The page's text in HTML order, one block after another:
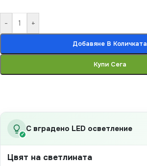
- +
Добавяне В Количката
Купи Сега
✓
С вградено LED осветление
Цвят на светлината